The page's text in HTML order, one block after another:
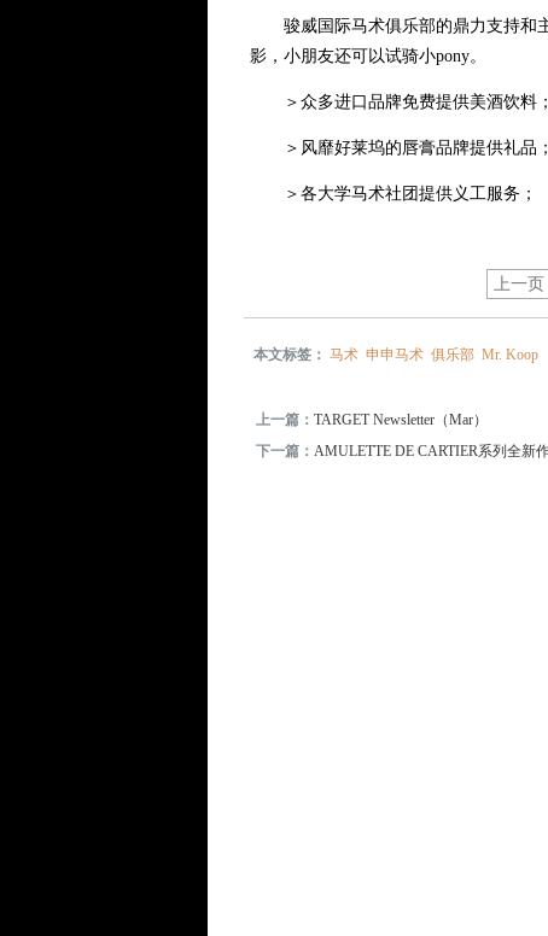
骏威国际马术俱乐部的鼎力支持和主
影，小朋友还可以试骑小pony。
＞众多进口品牌免费提供美酒饮料；
＞风靡好莱坞的唇膏品牌提供礼品；
＞各大学马术社团提供义工服务；
上一页
本文标签：马术 申申马术 俱乐部 Mr. Koop
上一篇：TARGET Newsletter（Mar）
下一篇：AMULETTE DE CARTIER系列全新